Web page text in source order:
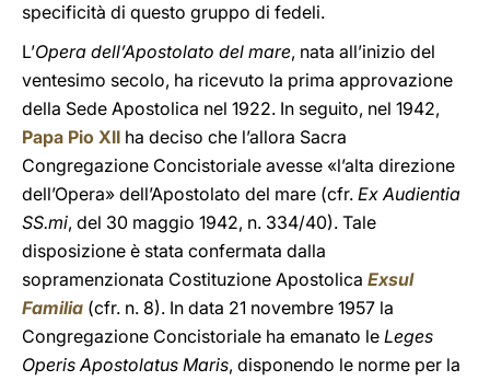
specificità di questo gruppo di fedeli.
L’Opera dell’Apostolato del mare, nata all’inizio del
ventesimo secolo, ha ricevuto la prima approvazione
della Sede Apostolica nel 1922. In seguito, nel 1942,
Papa Pio XII ha deciso che l’allora Sacra
Congregazione Concistoriale avesse «l’alta direzione
dell’Opera» dell’Apostolato del mare (cfr. Ex Audientia
SS.mi, del 30 maggio 1942, n. 334/40). Tale
disposizione è stata confermata dalla
sopramenzionata Costituzione Apostolica Exsul
Familia (cfr. n. 8). In data 21 novembre 1957 la
Congregazione Concistoriale ha emanato le Leges
Operis Apostolatus Maris, disponendo le norme per la